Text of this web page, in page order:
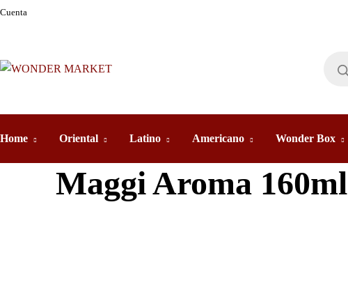
Cuenta
Home Oriental Latino Americano Wonder Box
Maggi Aroma 160ml